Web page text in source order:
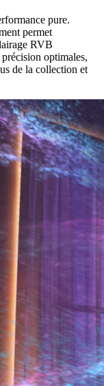
pure.
permet
RVB
optimales,
de la collection et